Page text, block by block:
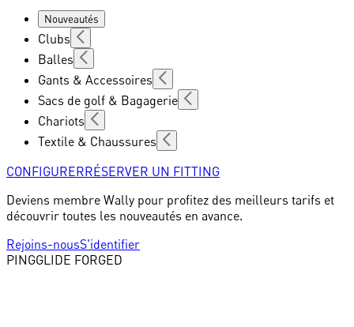
Nouveautés
Clubs
Balles
Gants & Accessoires
Sacs de golf & Bagagerie
Chariots
Textile & Chaussures
CONFIGURERRÉSERVER UN FITTING
Deviens membre Wally pour profitez des meilleurs tarifs et
découvrir toutes les nouveautés en avance.
Rejoins-nousS'identifier
PINGGLIDE FORGED